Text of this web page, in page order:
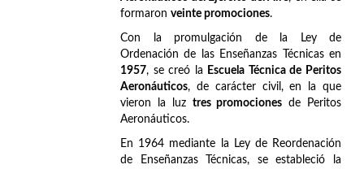
formaron veinte promociones.
Con la promulgación de la Ley de
Ordenación de las Enseñanzas Técnicas en
1957, se creó la
Escuela Técnica de Peritos
Aeronáuticos, de carácter civil, en la que
vieron la luz tres promociones de Peritos
Aeronáuticos.
En 1964 mediante la Ley de Reordenación
de Enseñanzas Técnicas, se estableció la